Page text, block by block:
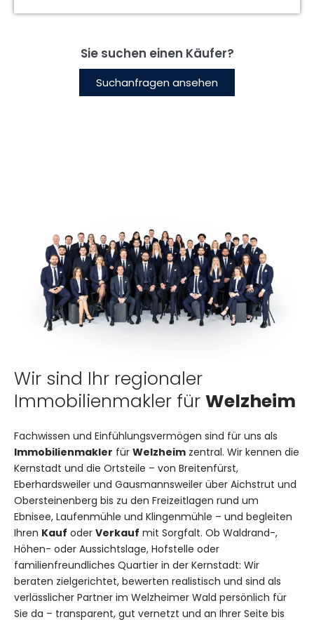
Sie suchen einen Käufer?
Suchanfragen ansehen
Wir sind Ihr regionaler
Immobilienmakler für Welzheim
Fachwissen und Einfühlungsvermögen sind für uns als
Immobilienmakler für Welzheim zentral. Wir kennen die
Kernstadt und die Ortsteile – von Breitenfürst,
Eberhardsweiler und Gausmannsweiler über Aichstrut und
Obersteinenberg bis zu den Freizeitlagen rund um
Ebnisee, Laufenmühle und Klingenmühle – und begleiten
Ihren Kauf oder Verkauf mit Sorgfalt. Ob Waldrand-,
Höhen- oder Aussichtslage, Hofstelle oder
familienfreundliches Quartier in der Kernstadt: Wir
beraten zielgerichtet, bewerten realistisch und sind als
verlässlicher Partner im Welzheimer Wald persönlich für
Sie da – transparent, gut vernetzt und an Ihrer Seite bis